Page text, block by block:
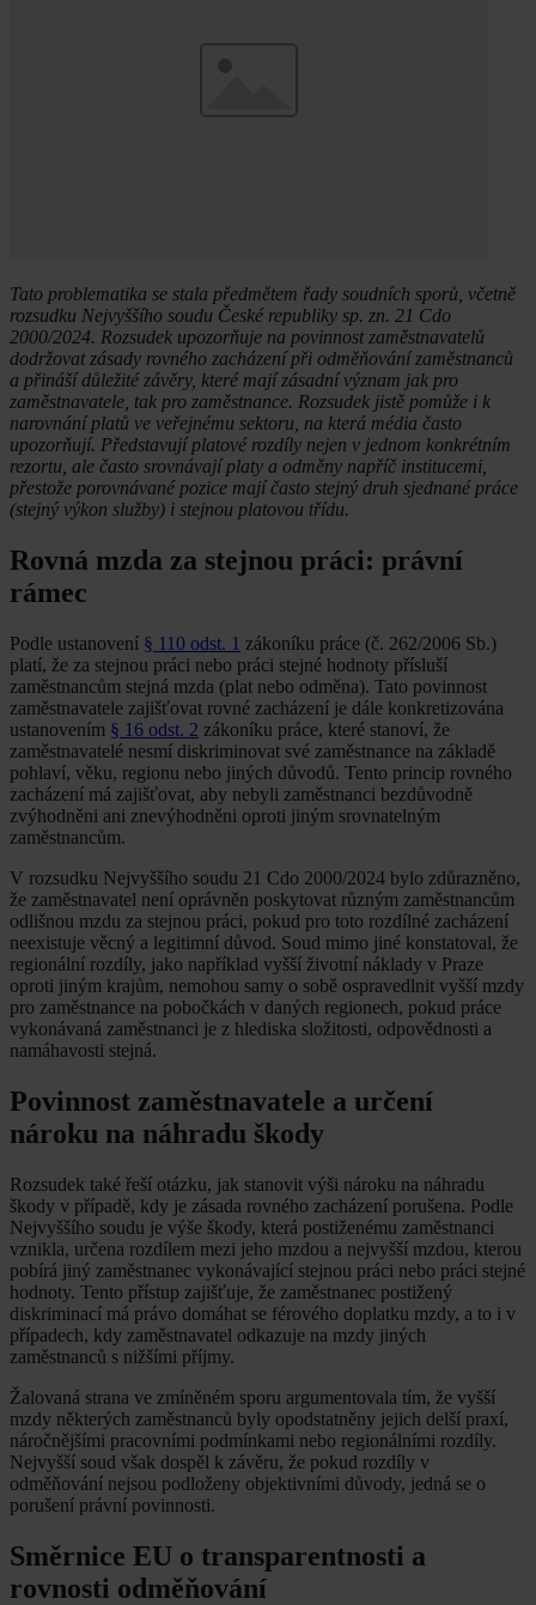
Tato problematika se stala předmětem řady soudních sporů, včetně
rozsudku Nejvyššího soudu České republiky sp. zn. 21 Cdo
2000/2024. Rozsudek upozorňuje na povinnost zaměstnavatelů
dodržovat zásady rovného zacházení při odměňování zaměstnanců
a přináší důležité závěry, které mají zásadní význam jak pro
zaměstnavatele, tak pro zaměstnance. Rozsudek jistě pomůže i k
narovnání platů ve veřejnému sektoru, na která média často
upozorňují. Představují platové rozdíly nejen v jednom konkrétním
rezortu, ale často srovnávají platy a odměny napříč institucemi,
přestože porovnávané pozice mají často stejný druh sjednané práce
(stejný výkon služby) i stejnou platovou třídu.
Rovná mzda za stejnou práci: právní
rámec
Podle ustanovení § 110 odst. 1 zákoníku práce (č. 262/2006 Sb.)
platí, že za stejnou práci nebo práci stejné hodnoty přísluší
zaměstnancům stejná mzda (plat nebo odměna). Tato povinnost
zaměstnavatele zajišťovat rovné zacházení je dále konkretizována
ustanovením § 16 odst. 2 zákoníku práce, které stanoví, že
zaměstnavatelé nesmí diskriminovat své zaměstnance na základě
pohlaví, věku, regionu nebo jiných důvodů. Tento princip rovného
zacházení má zajišťovat, aby nebyli zaměstnanci bezdůvodně
zvýhodněni ani znevýhodněni oproti jiným srovnatelným
zaměstnancům.
V rozsudku Nejvyššího soudu 21 Cdo 2000/2024 bylo zdůrazněno,
že zaměstnavatel není oprávněn poskytovat různým zaměstnancům
odlišnou mzdu za stejnou práci, pokud pro toto rozdílné zacházení
neexistuje věcný a legitimní důvod. Soud mimo jiné konstatoval, že
regionální rozdíly, jako například vyšší životní náklady v Praze
oproti jiným krajům, nemohou samy o sobě ospravedlnit vyšší mzdy
pro zaměstnance na pobočkách v daných regionech, pokud práce
vykonávaná zaměstnanci je z hlediska složitosti, odpovědnosti a
namáhavosti stejná.
Povinnost zaměstnavatele a určení
nároku na náhradu škody
Rozsudek také řeší otázku, jak stanovit výši nároku na náhradu
škody v případě, kdy je zásada rovného zacházení porušena. Podle
Nejvyššího soudu je výše škody, která postiženému zaměstnanci
vznikla, určena rozdílem mezi jeho mzdou a nejvyšší mzdou, kterou
pobírá jiný zaměstnanec vykonávající stejnou práci nebo práci stejné
hodnoty. Tento přístup zajišťuje, že zaměstnanec postižený
diskriminací má právo domáhat se férového doplatku mzdy, a to i v
případech, kdy zaměstnavatel odkazuje na mzdy jiných
zaměstnanců s nižšími příjmy.
Žalovaná strana ve zmíněném sporu argumentovala tím, že vyšší
mzdy některých zaměstnanců byly opodstatněny jejich delší praxí,
náročnějšími pracovními podmínkami nebo regionálními rozdíly.
Nejvyšší soud však dospěl k závěru, že pokud rozdíly v
odměňování nejsou podloženy objektivními důvody, jedná se o
porušení právní povinnosti.
Směrnice EU o transparentnosti a
rovnosti odměňování